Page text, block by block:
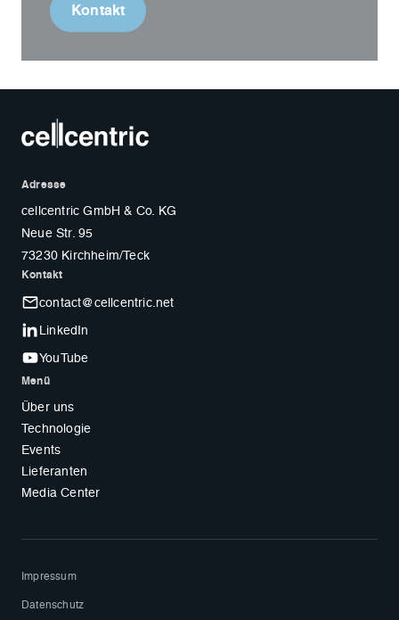
Kontakt
Adresse
cellcentric GmbH & Co. KG
Neue Str. 95
73230 Kirchheim/Teck
Kontakt
contact@cellcentric.net
LinkedIn
YouTube
Menü
Über uns
Technologie
Events
Lieferanten
Media Center
Impressum
Datenschutz